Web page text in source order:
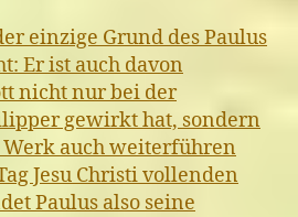
einzige Grund des Paulus
Er ist auch davon
nicht nur bei der
gewirkt hat, sondern
Werk auch weiterführen
Jesu Christi vollenden
Paulus also seine